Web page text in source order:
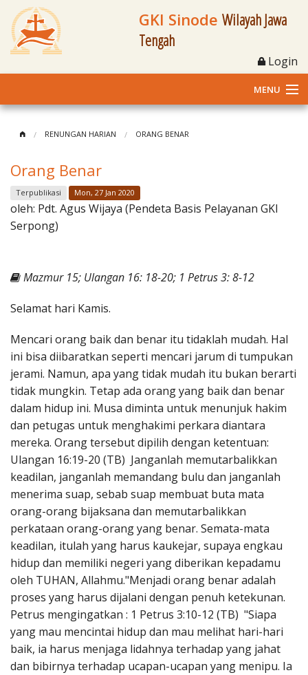
GKI Sinode Wilayah Jawa
Tengah
Login
MENU
Klasis dan Jemaat
Berita Kegiatan
Materi
RENUNGAN HARIAN ORANG BENAR
Orang Benar
Terpublikasi Mon, 27 Jan 2020
oleh: Pdt. Agus Wijaya (Pendeta Basis Pelayanan GKI
Serpong)
Mazmur 15; Ulangan 16: 18-20; 1 Petrus 3: 8-12
Selamat hari Kamis.
Mencari orang baik dan benar itu tidaklah mudah. Hal
ini bisa diibaratkan seperti mencari jarum di tumpukan
jerami. Namun, apa yang tidak mudah itu bukan berarti
tidak mungkin. Tetap ada orang yang baik dan benar
dalam hidup ini. Musa diminta untuk menunjuk hakim
dan petugas untuk menghakimi perkara diantara
mereka. Orang tersebut dipilih dengan ketentuan:
Ulangan 16:19-20 (TB) Janganlah memutarbalikkan
keadilan, janganlah memandang bulu dan janganlah
menerima suap, sebab suap membuat buta mata
orang-orang bijaksana dan memutarbalikkan
perkataan orang-orang yang benar. Semata-mata
keadilan, itulah yang harus kaukejar, supaya engkau
hidup dan memiliki negeri yang diberikan kepadamu
oleh TUHAN, Allahmu."Menjadi orang benar adalah
proses yang harus dijalani dengan penuh ketekunan.
Petrus mengingatkan : 1 Petrus 3:10-12 (TB) "Siapa
yang mau mencintai hidup dan mau melihat hari-hari
baik, ia harus menjaga lidahnya terhadap yang jahat
dan bibirnya terhadap ucapan-ucapan yang menipu. Ia